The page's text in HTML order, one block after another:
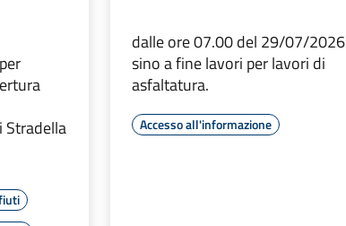
Stradella
dalle ore 07.00 del 29/07/2026
sino a fine lavori per lavori di
asfaltatura.
Accesso all'informazione